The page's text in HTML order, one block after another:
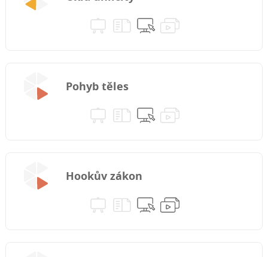
Pohyb těles
Hookův zákon